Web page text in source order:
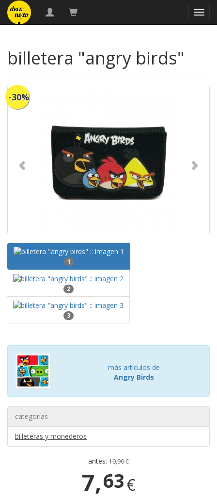
billetera "angry birds"
-30%
1
2
3
más artículos de
Angry Birds
categorías
billeteras y monederos
antes: 10,90 €
7,63€